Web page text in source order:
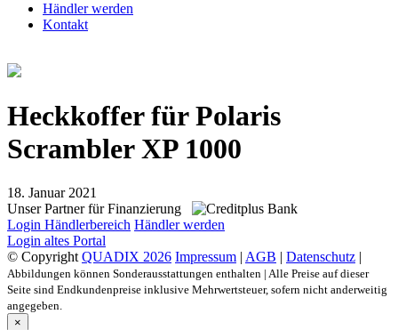
Händler werden
Kontakt
Heckkoffer für Polaris
Scrambler XP 1000
18. Januar 2021
Unser Partner für Finanzierung
Login Händlerbereich Händler werden
Login altes Portal
© Copyright QUADIX 2026 Impressum | AGB | Datenschutz |
Abbildungen können Sonderausstattungen enthalten | Alle Preise auf dieser
Seite sind Endkundenpreise inklusive Mehrwertsteuer, sofern nicht anderweitig
angegeben.
×